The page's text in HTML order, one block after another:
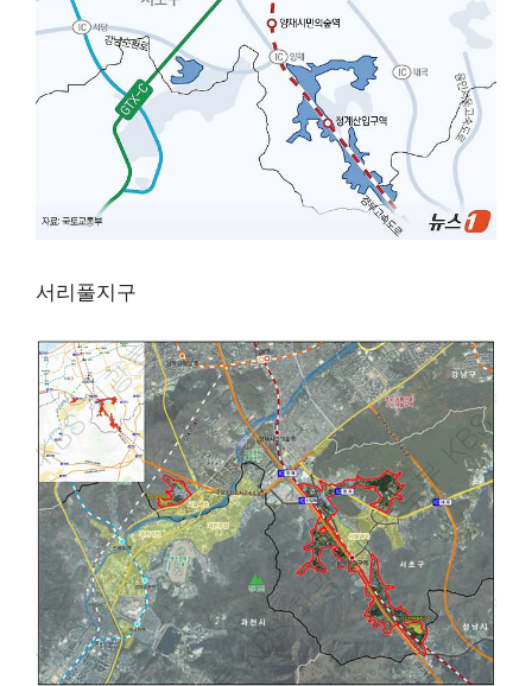
서리풀지구